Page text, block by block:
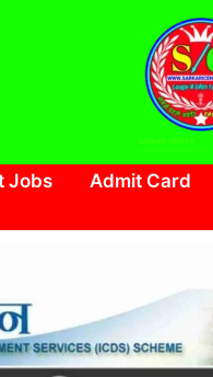
SARKARI CENTER
Jobs Admit Card